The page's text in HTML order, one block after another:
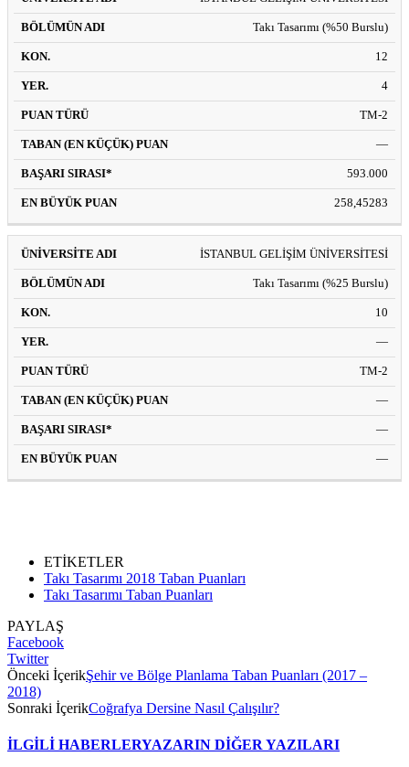
ÜNIVERSITE
ADI
BÖLÜMÜN
ADI
PUAN
TÜRÜ
(EN
KÜÇÜK)
PUAN
BAŞARI
SIRASI*
Takı Tasarımı (%50 Burslu)
12
4
TM-2
—
593.000
258,45283
İSTANBUL GELİŞİM ÜNİVERSİTESİ
Takı Tasarımı (%25 Burslu)
10
—
TM-2
—
—
—
ETİKETLER
Takı Tasarımı 2018 Taban Puanları
Takı Tasarımı Taban Puanları
PAYLAŞ
Facebook
Twitter
Önceki İçerikŞehir ve Bölge Planlama Taban Puanları (2017 –
2018)
Sonraki İçerikCoğrafya Dersine Nasıl Çalışılır?
İLGİLİ HABERLERYAZARIN DİĞER YAZILARI